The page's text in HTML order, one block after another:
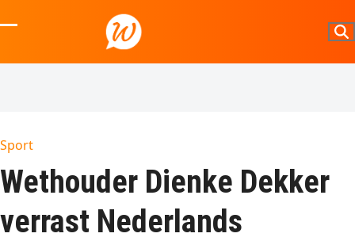
to
mobile
mobile
Sport
Wethouder Dienke Dekker
verrast Nederlands